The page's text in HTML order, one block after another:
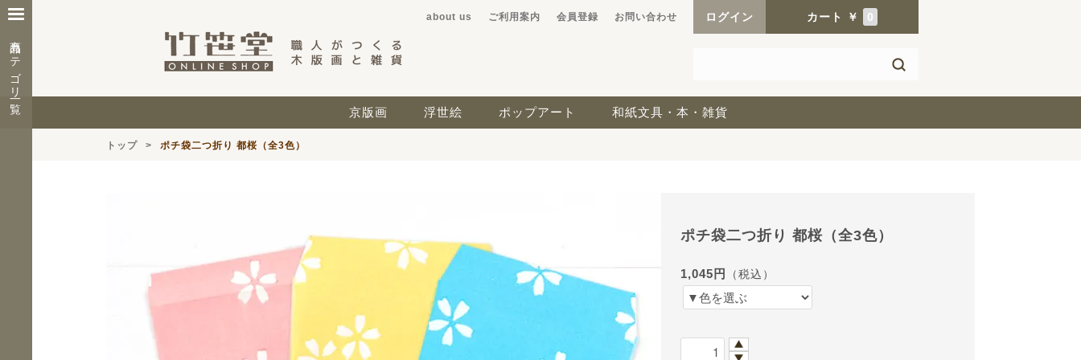
about us ご利用案内 会員登録 お問い合わせ ログイン カート ￥ 0
京版画 浮世絵 ポップアート 和紙文具・本・雑貨
商品カテゴリ一覧
トップ ポチ袋二つ折り 都桜（全3色）
ポチ袋二つ折り 都桜（全3色）
1,045円 （税込）